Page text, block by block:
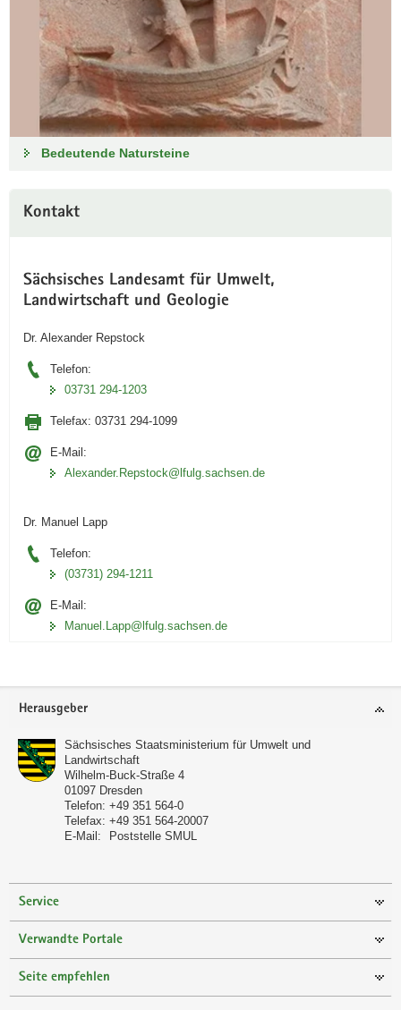
Bedeutende Natursteine
Kontakt
Sächsisches Landesamt für Umwelt,
Landwirtschaft und Geologie
Dr. Alexander Repstock
Telefon:
03731 294-1203
Telefax: 03731 294-1099
E-Mail:
Alexander.Repstock@lfulg.sachsen.de
Dr. Manuel Lapp
Telefon:
(03731) 294-1211
E-Mail:
Manuel.Lapp@lfulg.sachsen.de
Footer-
Herausgeber
Sächsisches Staatsministerium für Umwelt und
Landwirtschaft
Wilhelm-Buck-Straße 4
01097 Dresden
Telefon: +49 351 564-0
Telefax: +49 351 564-20007
E-Mail:
Poststelle SMUL
Service
Verwandte Portale
Seite empfehlen